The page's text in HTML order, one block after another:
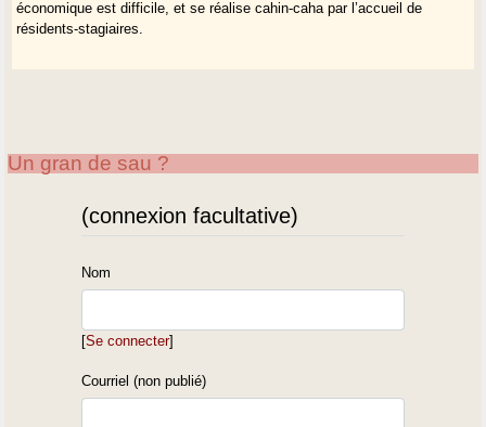
économique est difficile, et se réalise cahin-caha par l’accueil de
résidents-stagiaires.
Un gran de sau ?
(connexion facultative)
Nom
[Se connecter]
Courriel (non publié)